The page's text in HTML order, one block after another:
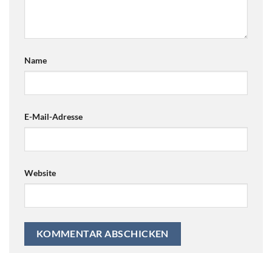
Name
E-Mail-Adresse
Website